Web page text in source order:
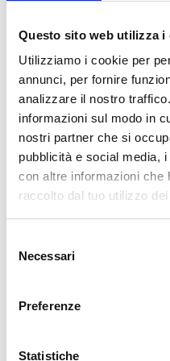
Questo sito web utilizza i
Utilizziamo i cookie per
annunci, per fornire
analizzare il nostro
informazioni sul modo in
nostri partner che si
pubblicità e social media,
con altre informazioni che
raccolto dal tuo utilizzo
delNecessari
Preferenze
Statistiche
Dicembre 5th, 2022 |
BOLOGNA GOMME, sei
Obiettivo: gamma di
MENOZZI, CEO BOLOGNA
SOLE 24 ORE". Bologna
mantiene le sue origini [...]